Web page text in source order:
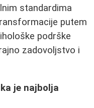
standardima
putem
podrške
zadovoljstvo i
je najbolja